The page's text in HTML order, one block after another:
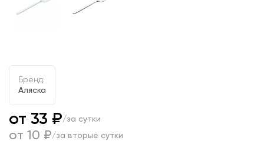
Бренд:
Аляска
от 33 ₽/за сутки
от 10 ₽/за вторые сутки